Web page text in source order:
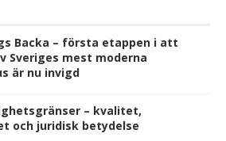
Backa – första etappen i att
Sveriges mest moderna
är nu invigd
– kvalitet,
och juridisk betydelse